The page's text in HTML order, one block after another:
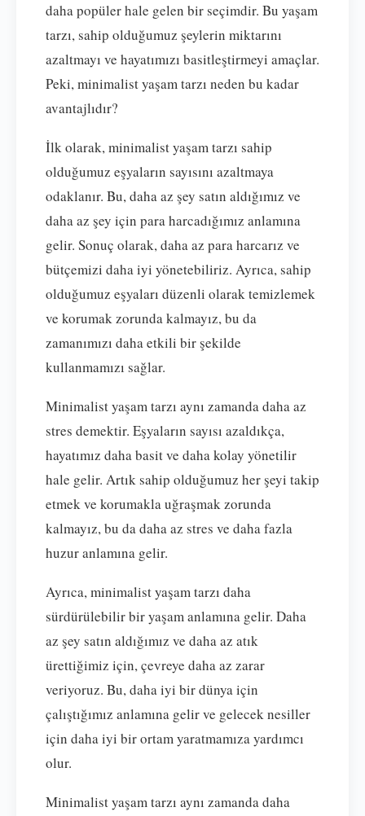
daha popüler hale gelen bir seçimdir. Bu yaşam
tarzı, sahip olduğumuz şeylerin miktarını
azaltmayı ve hayatımızı basitleştirmeyi amaçlar.
Peki, minimalist yaşam tarzı neden bu kadar
avantajlıdır?
İlk olarak, minimalist yaşam tarzı sahip
olduğumuz eşyaların sayısını azaltmaya
odaklanır. Bu, daha az şey satın aldığımız ve
daha az şey için para harcadığımız anlamına
gelir. Sonuç olarak, daha az para harcarız ve
bütçemizi daha iyi yönetebiliriz. Ayrıca, sahip
olduğumuz eşyaları düzenli olarak temizlemek
ve korumak zorunda kalmayız, bu da
zamanımızı daha etkili bir şekilde
kullanmamızı sağlar.
Minimalist yaşam tarzı aynı zamanda daha az
stres demektir. Eşyaların sayısı azaldıkça,
hayatımız daha basit ve daha kolay yönetilir
hale gelir. Artık sahip olduğumuz her şeyi takip
etmek ve korumakla uğraşmak zorunda
kalmayız, bu da daha az stres ve daha fazla
huzur anlamına gelir.
Ayrıca, minimalist yaşam tarzı daha
sürdürülebilir bir yaşam anlamına gelir. Daha
az şey satın aldığımız ve daha az atık
ürettiğimiz için, çevreye daha az zarar
veriyoruz. Bu, daha iyi bir dünya için
çalıştığımız anlamına gelir ve gelecek nesiller
için daha iyi bir ortam yaratmamıza yardımcı
olur.
Minimalist yaşam tarzı aynı zamanda daha